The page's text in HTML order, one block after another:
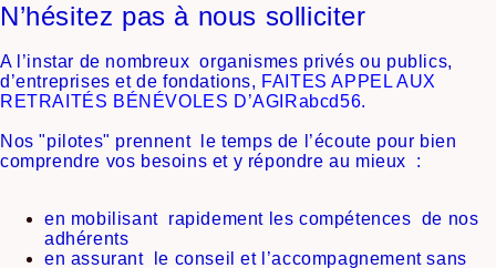
N’hésitez pas à nous solliciter
A l’instar de nombreux organismes privés ou publics,
d’entreprises et de fondations, FAITES APPEL AUX
RETRAITÉS BÉNÉVOLES D’AGIRabcd56.
Nos "pilotes" prennent le temps de l’écoute pour bien
comprendre vos besoins et y répondre au mieux :
en mobilisant rapidement les compétences de nos
adhérents
en assurant le conseil et l’accompagnement sans